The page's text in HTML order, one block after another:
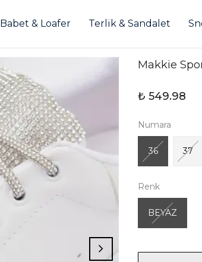
Babet & Loafer Terlik & Sandalet
Makkie
₺ 549.98
Numara
36 37
Renk
BEYAZ